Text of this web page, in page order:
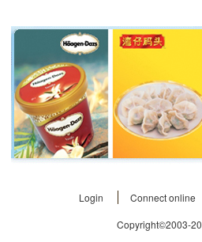
Login
Connect online
Copyright©2003-